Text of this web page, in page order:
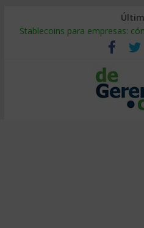
Stablecoins para empresas:
Despido silencioso: qué es y
IA en selección de personal:
Trabajo forzoso en la cadena
Mercado hispano de EE. UU.: